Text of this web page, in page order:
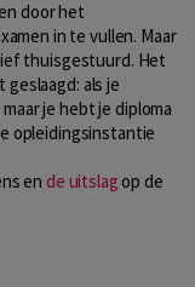
door het
in te vullen. Maar
thuisgestuurd. Het
als je
je hebt je diploma
opleidingsinstantie
en de uitslagop de